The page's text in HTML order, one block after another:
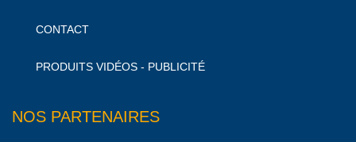
CONTACT
PRODUITS VIDÉOS - PUBLICITÉ
NOS PARTENAIRES